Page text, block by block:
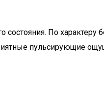
состояния. По
пульсирующие